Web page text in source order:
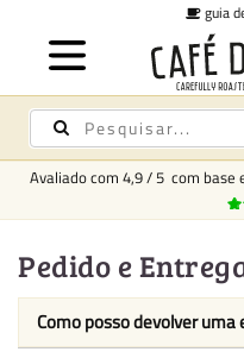
guia
Avaliado com 4,9/5 com base
Pedido e
Como posso devolver uma